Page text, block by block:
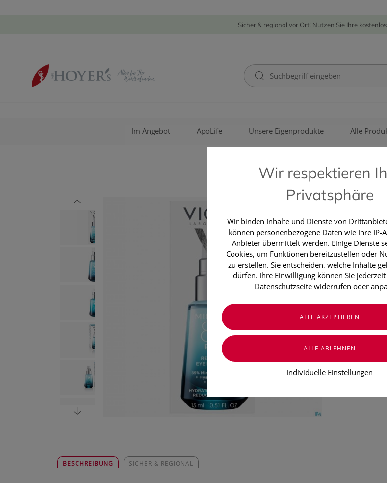
Sicher & regional vor Ort! Nutzen Sie Ihre
Im Angebot ApoLife Unsere Eigenprodukte Alle
VICHY
Vichy
€ 28,00
€ 186,67/ 100 ml
Preis inkl. MwSt.
BESCHREIBUNG SICHER & REGIONAL
Wir respektieren
Privatsphäre
Wir binden Inhalte und Dienste von
können personenbezogene Daten wie Ihre IP-
Anbieter übermittelt werden. Einige Dienste
Cookies, um Funktionen bereitzustellen oder
zu erstellen. Sie entscheiden, welche Inhalte
dürfen. Ihre Einwilligung können Sie
Datenschutzseite widerrufen oder
Individuelle Einstellungen